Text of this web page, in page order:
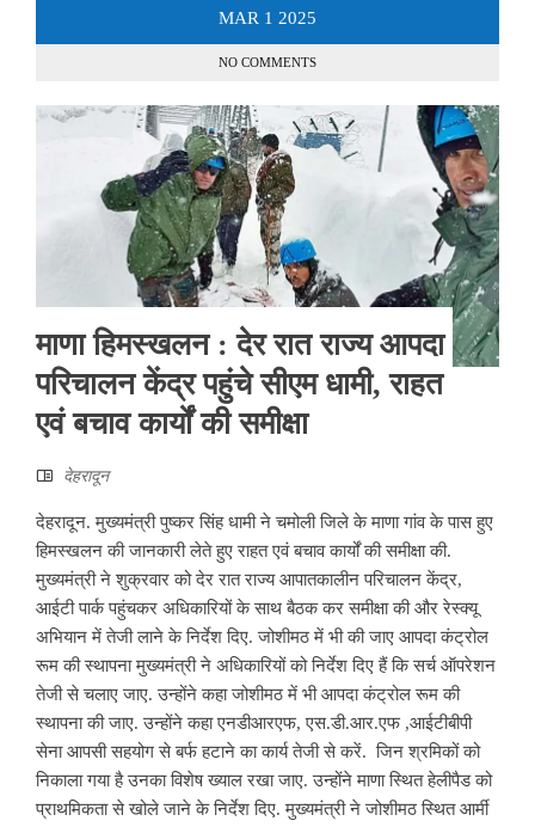
MAR 1 2025
NO COMMENTS
माणा हिमस्खलन : देर रात राज्य आपदा
परिचालन केंद्र पहुंचे सीएम धामी, राहत
एवं बचाव कार्यों की समीक्षा
देहरादून
देहरादून. मुख्यमंत्री पुष्कर सिंह धामी ने चमोली जिले के माणा गांव के पास हुए
हिमस्खलन की जानकारी लेते हुए राहत एवं बचाव कार्यों की समीक्षा की.
मुख्यमंत्री ने शुक्रवार को देर रात राज्य आपातकालीन परिचालन केंद्र,
आईटी पार्क पहुंचकर अधिकारियों के साथ बैठक कर समीक्षा की और रेस्क्यू
अभियान में तेजी लाने के निर्देश दिए. जोशीमठ में भी की जाए आपदा कंट्रोल
रूम की स्थापना मुख्यमंत्री ने अधिकारियों को निर्देश दिए हैं कि सर्च ऑपरेशन
तेजी से चलाए जाए. उन्होंने कहा जोशीमठ में भी आपदा कंट्रोल रूम की
स्थापना की जाए. उन्होंने कहा एनडीआरएफ, एस.डी.आर.एफ ,आईटीबीपी
सेना आपसी सहयोग से बर्फ हटाने का कार्य तेजी से करें. जिन श्रमिकों को
निकाला गया है उनका विशेष ख्याल रखा जाए. उन्होंने माणा स्थित हेलीपैड को
प्राथमिकता से खोले जाने के निर्देश दिए. मुख्यमंत्री ने जोशीमठ स्थित आर्मी